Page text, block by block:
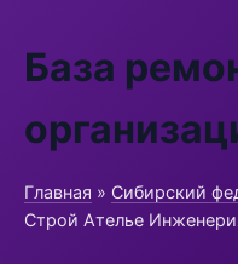
База
Главная » Сибирский
Строй Ателье